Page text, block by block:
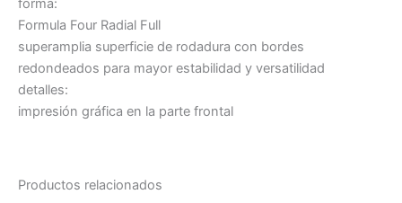
forma:
Formula Four Radial Full
superamplia superficie de rodadura con bordes
redondeados para mayor estabilidad y versatilidad
detalles:
impresión gráfica en la parte frontal
Productos relacionados